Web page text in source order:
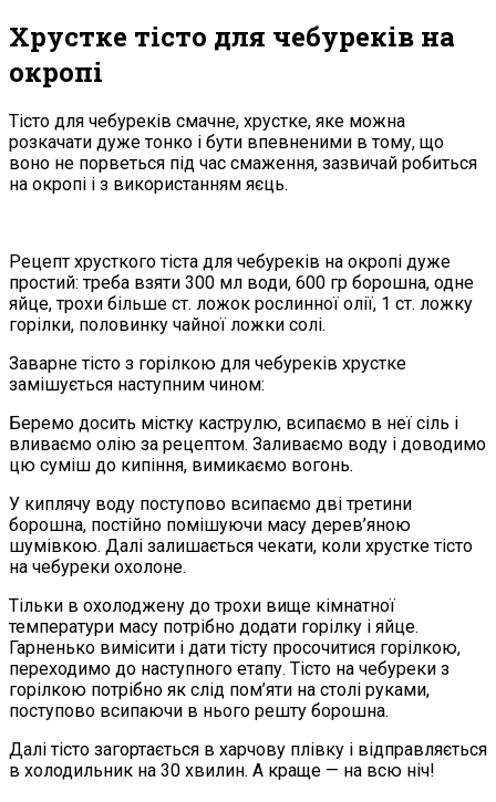
Хрустке тісто для чебуреків на
окропі
Тісто для чебуреків смачне, хрустке, яке можна
розкачати дуже тонко і бути впевненими в тому, що
воно не порветься під час смаження, зазвичай робиться
на окропі і з використанням яєць.
Рецепт хрусткого тіста для чебуреків на окропі дуже
простий: треба взяти 300 мл води, 600 гр борошна, одне
яйце, трохи більше ст. ложок рослинної олії, 1 ст. ложку
горілки, половинку чайної ложки солі.
Заварне тісто з горілкою для чебуреків хрустке
замішується наступним чином:
Беремо досить містку каструлю, всипаємо в неї сіль і
вливаємо олію за рецептом. Заливаємо воду і доводимо
цю суміш до кипіння, вимикаємо вогонь.
У киплячу воду поступово всипаємо дві третини
борошна, постійно помішуючи масу дерев’яною
шумівкою. Далі залишається чекати, коли хрустке тісто
на чебуреки охолоне.
Тільки в охолоджену до трохи вище кімнатної
температури масу потрібно додати горілку і яйце.
Гарненько вимісити і дати тісту просочитися горілкою,
переходимо до наступного етапу. Тісто на чебуреки з
горілкою потрібно як слід пом’яти на столі руками,
поступово всипаючи в нього решту борошна.
Далі тісто загортається в харчову плівку і відправляється
в холодильник на 30 хвилин. А краще — на всю ніч!